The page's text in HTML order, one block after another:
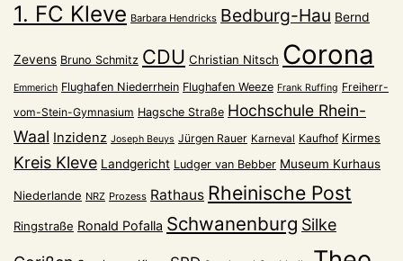
1. FC Kleve Barbara Hendricks Bedburg-Hau Bernd
Zevens Bruno Schmitz CDU Christian Nitsch Corona
Emmerich Flughafen Niederrhein Flughafen Weeze Frank Ruffing Freiherr-
vom-Stein-Gymnasium Hagsche Straße Hochschule Rhein-
Waal Inzidenz Joseph Beuys Jürgen Rauer Karneval Kaufhof Kirmes
Kreis Kleve Landgericht Ludger van Bebber Museum Kurhaus
Niederlande NRZ Prozess Rathaus Rheinische Post
Ringstraße Ronald Pofalla Schwanenburg Silke